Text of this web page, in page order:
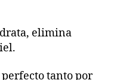
elimina
tanto por